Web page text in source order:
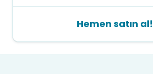
Hemen satın al!